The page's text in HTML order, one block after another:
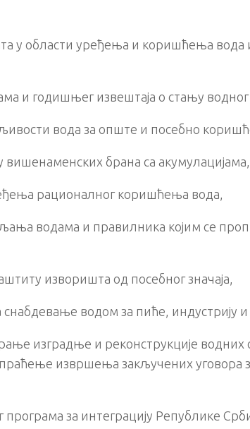
у области уређења и коришћења
и годишњег извештаја о стању
вода за опште и посебно
брана са акумулацијама,
рационалног коришћења вода,
водама и правилника којим се
изворишта од посебног значаја,
водом за пиће, индустрију и
изградње и реконструкције водних
праћење извршења закључених
за интеграцију Републике